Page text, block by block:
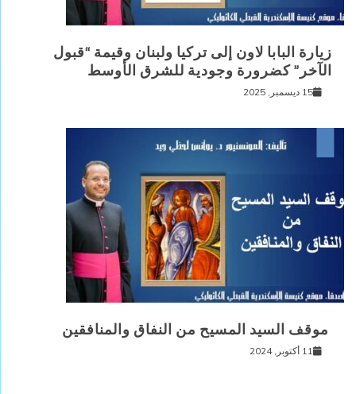
زيارة البابا لاون إلى تركيا ولبنان وقيمة “قبول
الآخر” كضرورة وجودية للشرق الأوسط
15 ديسمبر, 2025
موقف السيد المسيح من النفاق والمنافقين
11 أكتوبر, 2024